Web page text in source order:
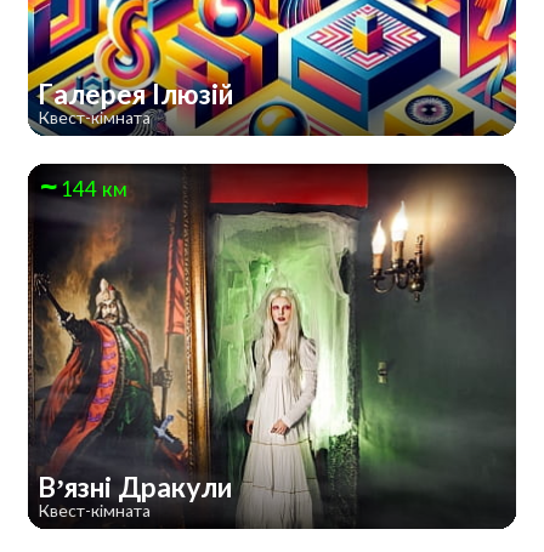
Галерея Ілюзій
Квест-кімната
144 км
В’язні Дракули
Квест-кімната